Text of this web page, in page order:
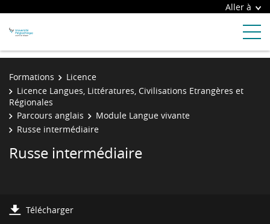
Aller à
Formations
Licence
Licence Langues, Littératures, Civilisations Etrangères et
Régionales
Parcours anglais
Module Langue vivante
Russe intermédiaire
Russe intermédiaire
Télécharger